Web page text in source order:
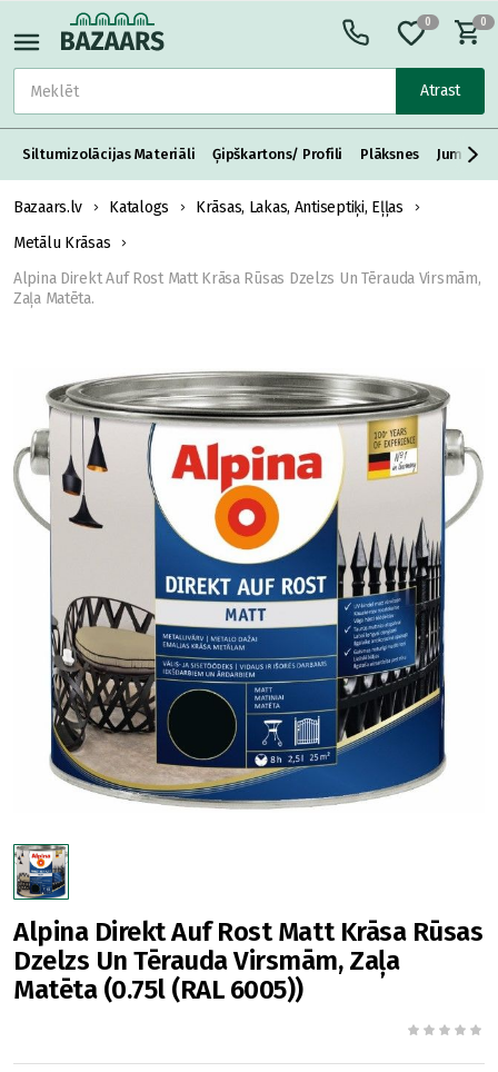
Atrast
0 0
Siltumizolācijas Materiāli Ģipškartons/ Profili Plāksnes Jumta
Bazaars.lv Katalogs
Krāsas, Lakas, Antiseptiķi, Eļļas
Metālu Krāsas
Alpina Direkt Auf Rost Matt Krāsa Rūsas Dzelzs Un Tērauda Virsmām,
Zaļa Matēta.
Alpina Direkt Auf Rost Matt Krāsa Rūsas
Dzelzs Un Tērauda Virsmām, Zaļa
Matēta (0.75l (RAL 6005))